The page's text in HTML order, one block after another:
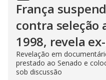
França
contra seleção
1998, revela
Revelação em
prestado ao Senado e
sob discussão